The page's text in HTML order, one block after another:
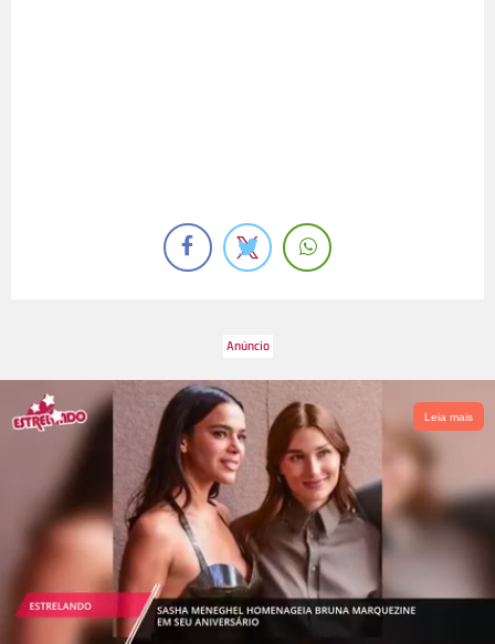
Leia mais